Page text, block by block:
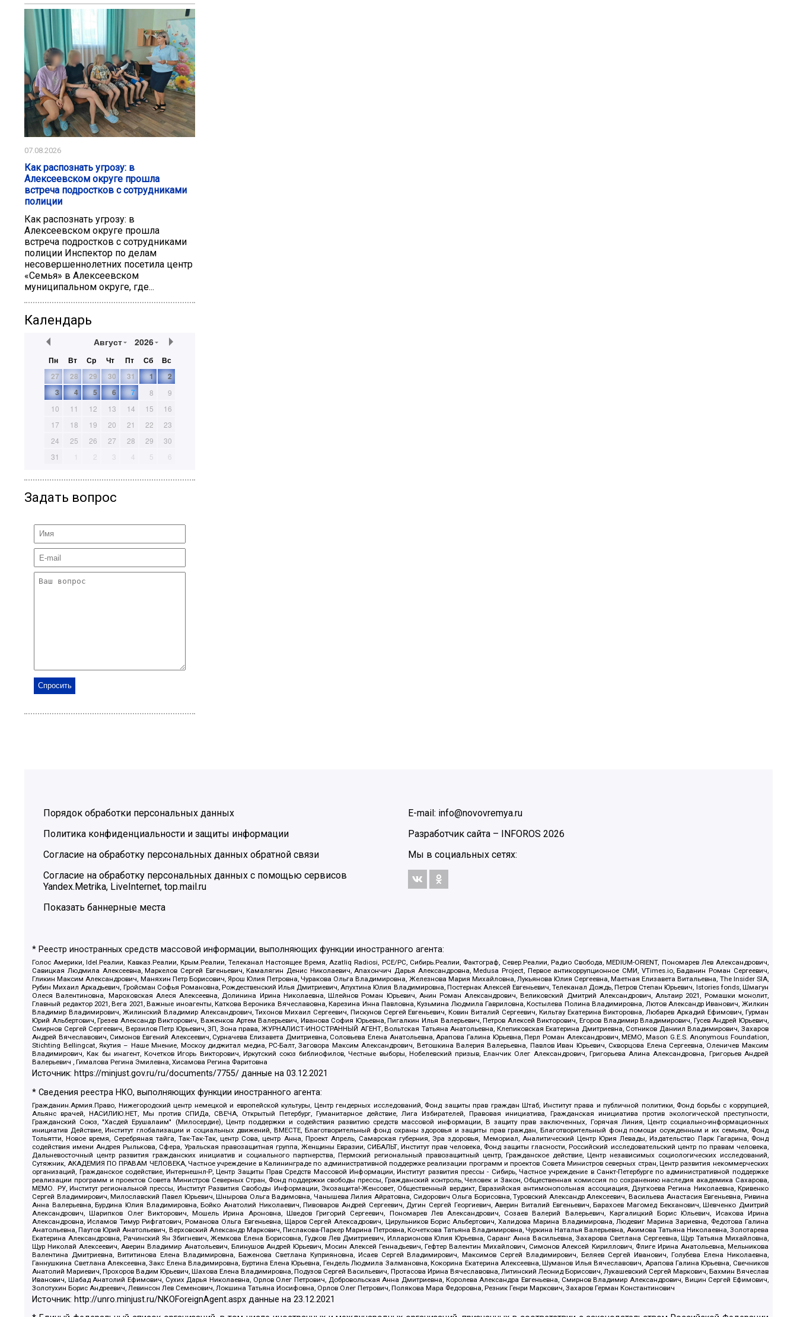
07.08.2026
Как распознать угрозу: в
Алексеевском округе прошла
встреча подростков с сотрудниками
полиции
Как распознать угрозу: в
Алексеевском округе прошла
встреча подростков с сотрудниками
полиции Инспектор по делам
несовершеннолетних посетила центр
«Семья» в Алексеевском
муниципальном округе, где...
Календарь
Август 2026
Пн Вт Ср Чт Пт Сб
Вс
27
28 29 30 31 1
2
3
4 5 6 7 8
9
10
11 12 13 14 15
16
17
18 19 20 21 22
23
24
25 26 27 28 29
30
31
1 2 3 4 5 6
Задать вопрос
Порядок обработки персональных данных
Политика конфиденциальности и защиты информации
Согласие на обработку персональных данных обратной связи
Согласие на обработку персональных данных с помощью сервисов
Yandex.Metrika, LiveInternet, top.mail.ru
Показать баннерные места
E-mail: info@novovremya.ru
Разработчик сайта – INFOROS 2026
Мы в социальных сетях:
* Реестр иностранных средств массовой информации, выполняющих функции иностранного агента:
Голос Америки, Idel.Реалии, Кавказ.Реалии, Крым.Реалии, Телеканал Настоящее Время, Azatliq Radiosi, PCE/PC, Сибирь.Реалии, Фактограф, Север.Реалии, Радио Свобода, MEDIUM-ORIENT, Пономарев Лев Александрович,
Савицкая Людмила Алексеевна, Маркелов Сергей Евгеньевич, Камалягин Денис Николаевич, Апахончич Дарья Александровна, Medusa Project, Первое антикоррупционное СМИ, VTimes.io, Баданин Роман Сергеевич,
Гликин Максим Александрович, Маняхин Петр Борисович, Ярош Юлия Петровна, Чуракова Ольга Владимировна, Железнова Мария Михайловна, Лукьянова Юлия Сергеевна, Маетная Елизавета Витальевна, The Insider SIA,
Рубин Михаил Аркадьевич, Гройсман Софья Романовна, Рождественский Илья Дмитриевич, Апухтина Юлия Владимировна, Постернак Алексей Евгеньевич, Телеканал Дождь, Петров Степан Юрьевич, Istories fonds, Шмагун
Олеся Валентиновна, Мароховская Алеся Алексеевна, Долинина Ирина Николаевна, Шлейнов Роман Юрьевич, Анин Роман Александрович, Великовский Дмитрий Александрович, Альтаир 2021, Ромашки монолит,
Главный редактор 2021, Вега 2021, Важные иноагенты, Каткова Вероника Вячеславовна, Карезина Инна Павловна, Кузьмина Людмила Гавриловна, Костылева Полина Владимировна, Лютов Александр Иванович, Жилкин
Владимир Владимирович, Жилинский Владимир Александрович, Тихонов Михаил Сергеевич, Пискунов Сергей Евгеньевич, Ковин Виталий Сергеевич, Кильтау Екатерина Викторовна, Любарев Аркадий Ефимович, Гурман
Юрий Альбертович, Грезев Александр Викторович, Важенков Артем Валерьевич, Иванова София Юрьевна, Пигалкин Илья Валерьевич, Петров Алексей Викторович, Егоров Владимир Владимирович, Гусев Андрей Юрьевич,
Смирнов Сергей Сергеевич, Верзилов Петр Юрьевич, ЗП, Зона права, ЖУРНАЛИСТ-ИНОСТРАННЫЙ АГЕНТ, Вольтская Татьяна Анатольевна, Клепиковская Екатерина Дмитриевна, Сотников Даниил Владимирович, Захаров
Андрей Вячеславович, Симонов Евгений Алексеевич, Сурначева Елизавета Дмитриевна, Соловьева Елена Анатольевна, Арапова Галина Юрьевна, Перл Роман Александрович, МЕМО, Mason G.E.S. Anonymous Foundation,
Stichting Bellingcat, Якутия – Наше Мнение, Москоу диджитал медиа, РС-Балт, Заговора Максим Александрович, Ветошкина Валерия Валерьевна, Павлов Иван Юрьевич, Скворцова Елена Сергеевна, Оленичев Максим
Владимирович, Как бы инагент, Кочетков Игорь Викторович, Иркутский союз библиофилов, Честные выборы, Нобелевский призыв, Еланчик Олег Александрович, Григорьева Алина Александровна, Григорьев Андрей
Валерьевич , Гималова Регина Эмилевна, Хисамова Регина Фаритовна
Источник:https://minjust.gov.ru/ru/documents/7755/ данные на03.12.2021
* Сведения реестра НКО, выполняющих функции иностранного агента:
Гражданин.Армия.Право, Нижегородский центр немецкой и европейской культуры, Центр гендерных исследований, Фонд защиты прав граждан Штаб, Институт права и публичной политики, Фонд борьбы с коррупцией,
Альянс врачей, НАСИЛИЮ.НЕТ, Мы против СПИДа, СВЕЧА, Открытый Петербург, Гуманитарное действие, Лига Избирателей, Правовая инициатива, Гражданская инициатива против экологической преступности,
Гражданский Союз, "Хасдей Ерушалаим" (Милосердие), Центр поддержки и содействия развитию средств массовой информации, В защиту прав заключенных, Горячая Линия, Центр социально-информационных
инициатив Действие, Институт глобализации и социальных движений, ВМЕСТЕ, Благотворительный фонд охраны здоровья и защиты прав граждан, Благотворительный фонд помощи осужденным и их семьям, Фонд
Тольятти, Новое время, Серебряная тайга, Так-Так-Так, центр Сова, центр Анна, Проект Апрель, Самарская губерния, Эра здоровья, Мемориал, Аналитический Центр Юрия Левады, Издательство Парк Гагарина, Фонд
содействия имени Андрея Рылькова, Сфера, Уральская правозащитная группа, Женщины Евразии, СИБАЛЬТ, Институт прав человека, Фонд защиты гласности, Российский исследовательский центр по правам человека,
Дальневосточный центр развития гражданских инициатив и социального партнерства, Пермский региональный правозащитный центр, Гражданское действие, Центр независимых социологических исследований,
Сутяжник, АКАДЕМИЯ ПО ПРАВАМ ЧЕЛОВЕКА, Частное учреждение в Калининграде по административной поддержке реализации программ и проектов Совета Министров северных стран, Центр развития некоммерческих
организаций, Гражданское содействие, Интернешнл-Р, Центр Защиты Прав Средств Массовой Информации, Институт развития прессы - Сибирь, Частное учреждение в Санкт-Петербурге по административной поддержке
реализации программ и проектов Совета Министров Северных Стран, Фонд поддержки свободы прессы, Гражданский контроль, Человек и Закон, Общественная комиссия по сохранению наследия академика Сахарова,
МЕМО. РУ, Институт региональной прессы, Институт Развития Свободы Информации, Экозащита!-Женсовет, Общественный вердикт, Евразийская антимонопольная ассоциация, Дзугкоева Регина Николаевна, Кривенко
Сергей Владимирович, Милославский Павел Юрьевич, Шнырова Ольга Вадимовна, Чанышева Лилия Айратовна, Сидорович Ольга Борисовна, Туровский Александр Алексеевич, Васильева Анастасия Евгеньевна, Ривина
Анна Валерьевна, Бурдина Юлия Владимировна, Бойко Анатолий Николаевич, Пивоваров Андрей Сергеевич, Дугин Сергей Георгиевич, Аверин Виталий Евгеньевич, Барахоев Магомед Бекханович, Шевченко Дмитрий
Александрович, Шарипков Олег Викторович, Мошель Ирина Ароновна, Шведов Григорий Сергеевич, Пономарев Лев Александрович, Созаев Валерий Валерьевич, Каргалицкий Борис Юльевич, Исакова Ирина
Александровна, Исламов Тимур Рифгатович, Романова Ольга Евгеньевна, Щаров Сергей Алексадрович, Цирульников Борис Альбертович, Халидова Марина Владимировна, Людевиг Марина Зариевна, Федотова Галина
Анатольевна, Паутов Юрий Анатольевич, Верховский Александр Маркович, Пислакова-Паркер Марина Петровна, Кочеткова Татьяна Владимировна, Чуркина Наталья Валерьевна, Акимова Татьяна Николаевна, Золотарева
Екатерина Александровна, Рачинский Ян Збигневич, Жемкова Елена Борисовна, Гудков Лев Дмитриевич, Илларионова Юлия Юрьевна, Саранг Анна Васильевна, Захарова Светлана Сергеевна, Щур Татьяна Михайловна,
Щур Николай Алексеевич, Аверин Владимир Анатольевич, Блинушов Андрей Юрьевич, Мосин Алексей Геннадьевич, Гефтер Валентин Михайлович, Симонов Алексей Кириллович, Флиге Ирина Анатольевна, Мельникова
Валентина Дмитриевна, Вититинова Елена Владимировна, Баженова Светлана Куприяновна, Исаев Сергей Владимирович, Максимов Сергей Владимирович, Беляев Сергей Иванович, Голубева Елена Николаевна,
Ганнушкина Светлана Алексеевна, Закс Елена Владимировна, Буртина Елена Юрьевна, Гендель Людмила Залмановна, Кокорина Екатерина Алексеевна, Шуманов Илья Вячеславович, Арапова Галина Юрьевна, Свечников
Анатолий Мариевич, Прохоров Вадим Юрьевич, Шахова Елена Владимировна, Подузов Сергей Васильевич, Протасова Ирина Вячеславовна, Литинский Леонид Борисович, Лукашевский Сергей Маркович, Бахмин Вячеслав
Иванович, Шабад Анатолий Ефимович, Сухих Дарья Николаевна, Орлов Олег Петрович, Добровольская Анна Дмитриевна, Королева Александра Евгеньевна, Смирнов Владимир Александрович, Вицин Сергей Ефимович,
Золотухин Борис Андреевич, Левинсон Лев Семенович, Локшина Татьяна Иосифовна, Орлов Олег Петрович, Полякова Мара Федоровна, Резник Генри Маркович, Захаров Герман Константинович
Источник: http://unro.minjust.ru/NKOForeignAgent.aspx данные на23.12.2021